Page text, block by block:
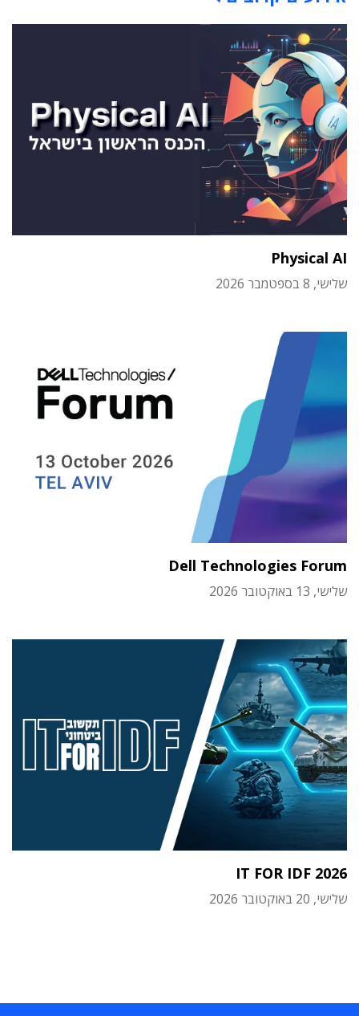
Physical AI
שלישי, 8 בספטמבר 2026
Dell Technologies Forum
שלישי, 13 באוקטובר 2026
IT FOR IDF 2026
שלישי, 20 באוקטובר 2026